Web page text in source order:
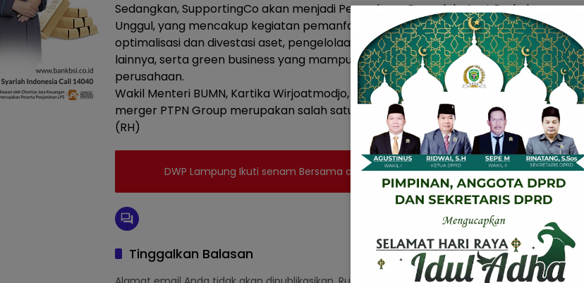
Sedangkan, SupportingCo akan menjadi Perusahaan Pengelola Aset Perkebunan
Unggul, yang mencakup kegiatan pemanfaatan aset perkebunan melalui
optimalisasi dan divestasi aset, pengelolaan tanaman perkebunan, diversifikasi usaha
lainnya, serta green business yang mampu memberikan nilai tambah bagi
perusahaan.
Wakil Menteri BUMN, Kartika Wirjoatmodjo, dalam arahannya menyampaikan bahwa
merger PTPN Group merupakan salah satu skema yang dijalankan oleh Kementerian.
(RH)
DWP Lampung Ikuti senam Bersama dan Germas
Tinggalkan Balasan